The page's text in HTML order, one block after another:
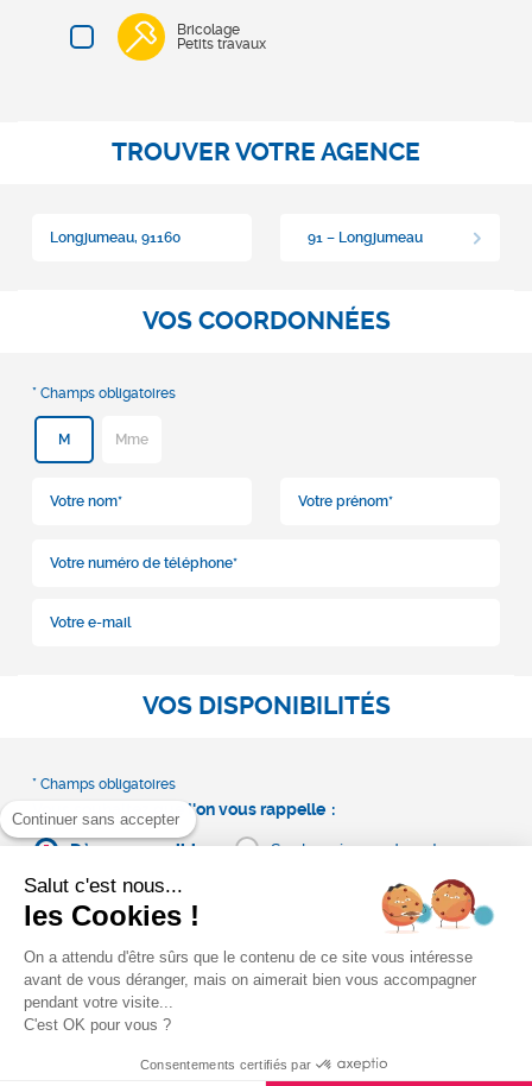
Bricolage
Petits travaux
TROUVER VOTRE AGENCE
91 – Longjumeau
VOS COORDONNÉES
M Mme
VOS DISPONIBILITÉS
Vous souhaitez que l'on vous rappelle
Dès que possible
Sur le créneau de votre
Continuer sans accepter
Salut c'est nous...
les Cookies !
On a attendu d'être sûrs que le contenu de ce site vous intéresse
avant de vous déranger, mais on aimerait bien vous accompagner
pendant votre visite...
C'est OK pour vous ?
Consentements certifiés par